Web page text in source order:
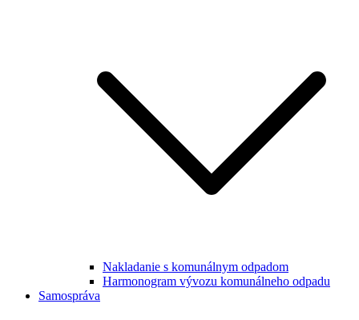
Nakladanie s komunálnym odpadom
Harmonogram vývozu komunálneho odpadu
Samospráva